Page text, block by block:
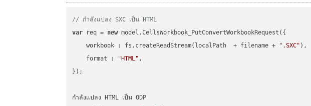
// กำลังแปลง SXC เป็น HTML
var req = new model.CellsWorkbook_PutConvertWorkbookRequest({
workbook : fs.createReadStream(localPath  + filename + ".SXC" ),
format : "HTML" ,
});